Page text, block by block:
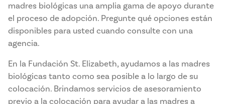
madres biológicas una amplia gama de apoyo durante
el proceso de adopción. Pregunte qué opciones están
disponibles para usted cuando consulte con una
agencia.
En la Fundación St. Elizabeth, ayudamos a las madres
biológicas tanto como sea posible a lo largo de su
colocación. Brindamos servicios de asesoramiento
previo a la colocación para ayudar a las madres a